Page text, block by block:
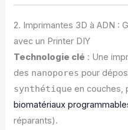
2. Imprimantes 3D à ADN :
avec un Printer DIY
Technologie clé : Une
des nanopores pour
synthétique en couches,
biomatériaux
réparants).